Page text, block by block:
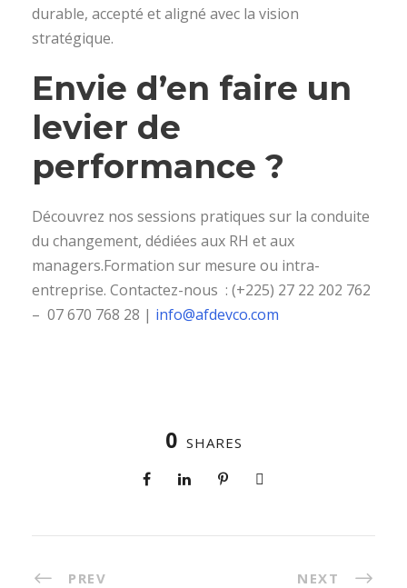
durable, accepté et aligné avec la vision
stratégique.
Envie d’en faire un
levier de
performance ?
Découvrez nos sessions pratiques sur la conduite
du changement, dédiées aux RH et aux
managers.Formation sur mesure ou intra-
entreprise. Contactez-nous : (+225) 27 22 202 762
– 07 670 768 28 | info@afdevco.com
0 SHARES
PREV NEXT